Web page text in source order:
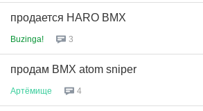
продается HARO BMX
Buzinga! 3
продам BMX atom sniper
Артёмище 4